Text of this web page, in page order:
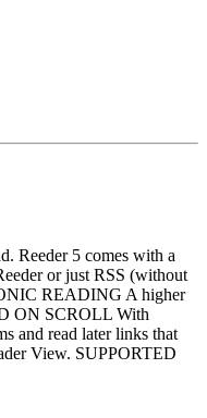
Reeder 5 comes with a
or just RSS (without
READING A higher
ON SCROLL With
and read later links that
View. SUPPORTED